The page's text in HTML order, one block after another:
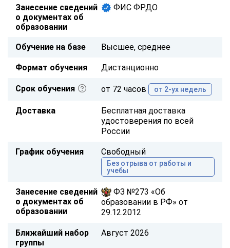
Занесение сведений
о документах об
образовании
ФИС ФРДО
Обучение на базе Высшее, среднее
Формат обучения Дистанционно
Срок обучения от 72 часов от 2-ух недель
Доставка
Бесплатная доставка
удостоверения по всей
России
График обучения Свободный
Без отрыва от работы и
учебы
Занесение сведений
о документах об
образовании
ФЗ №273 «Об
образовании в РФ» от
29.12.2012
Ближайший набор
группы
Август 2026